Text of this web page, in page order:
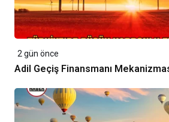
2 gün önce
Adil Geçiş Finansmanı